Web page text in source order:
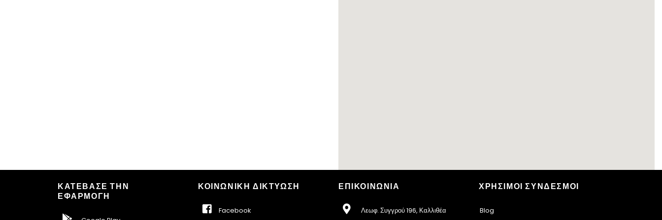
ΚΑΤΕΒΑΣΕ ΤΗΝ
ΕΦΑΡΜΟΓΗ
ΚΟΙΝΩΝΙΚΗ ΔΙΚΤΥΩΣΗ
Facebook
ΕΠΙΚΟΙΝΩΝΙΑ
Λεωφ. Συγγρού 196, Καλλιθέα
ΧΡΗΣΙΜΟΙ ΣΥΝΔΕΣΜΟΙ
Blog